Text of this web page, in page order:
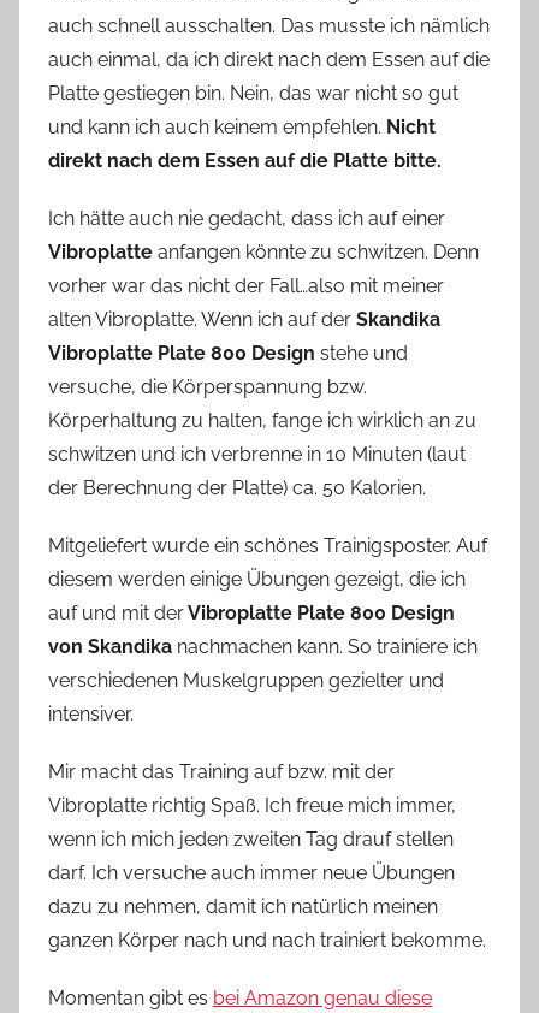
auch schnell ausschalten. Das musste ich nämlich
auch einmal, da ich direkt nach dem Essen auf die
Platte gestiegen bin. Nein, das war nicht so gut
und kann ich auch keinem empfehlen. Nicht
direkt nach dem Essen auf die Platte bitte.
Ich hätte auch nie gedacht, dass ich auf einer
Vibroplatte anfangen könnte zu schwitzen. Denn
vorher war das nicht der Fall…also mit meiner
alten Vibroplatte. Wenn ich auf der Skandika
Vibroplatte Plate 800 Design stehe und
versuche, die Körperspannung bzw.
Körperhaltung zu halten, fange ich wirklich an zu
schwitzen und ich verbrenne in 10 Minuten (laut
der Berechnung der Platte) ca. 50 Kalorien.
Mitgeliefert wurde ein schönes Trainigsposter. Auf
diesem werden einige Übungen gezeigt, die ich
auf und mit derVibroplatte Plate 800 Design
von Skandika nachmachen kann. So trainiere ich
verschiedenen Muskelgruppen gezielter und
intensiver.
Mir macht das Training auf bzw. mit der
Vibroplatte richtig Spaß. Ich freue mich immer,
wenn ich mich jeden zweiten Tag drauf stellen
darf. Ich versuche auch immer neue Übungen
dazu zu nehmen, damit ich natürlich meinen
ganzen Körper nach und nach trainiert bekomme.
Momentan gibt es bei Amazon genau diese